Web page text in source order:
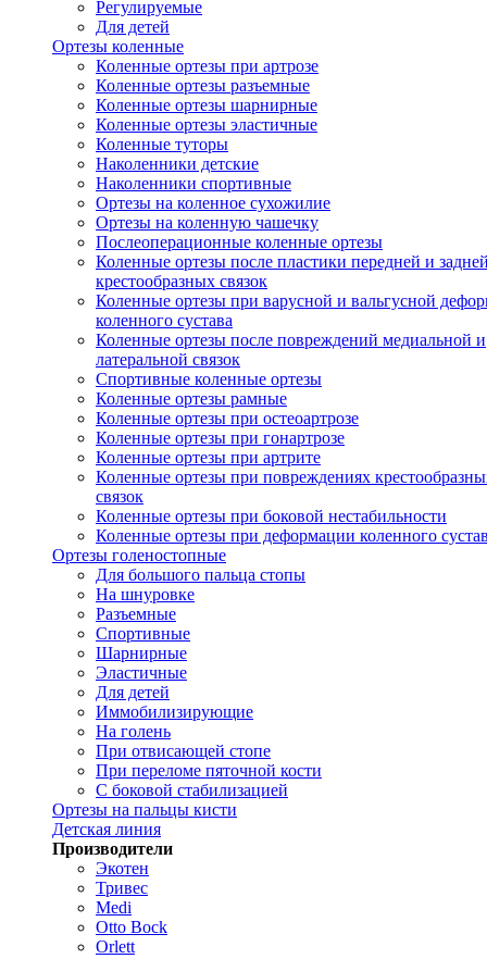
Регулируемые
Для детей
Ортезы коленные
Коленные ортезы при артрозе
Коленные ортезы разъемные
Коленные ортезы шарнирные
Коленные ортезы эластичные
Коленные туторы
Наколенники детские
Наколенники спортивные
Ортезы на коленное сухожилие
Ортезы на коленную чашечку
Послеоперационные коленные ортезы
Коленные ортезы после пластики передней и
крестообразных связок
Коленные ортезы при варусной и вальгусной
коленного сустава
Коленные ортезы после повреждений медиальной и
латеральной связок
Спортивные коленные ортезы
Коленные ортезы рамные
Коленные ортезы при остеоартрозе
Коленные ортезы при гонартрозе
Коленные ортезы при артрите
Коленные ортезы при повреждениях
связок
Коленные ортезы при боковой нестабильности
Коленные ортезы при деформации коленного
Ортезы голеностопные
Для большого пальца стопы
На шнуровке
Разъемные
Спортивные
Шарнирные
Эластичные
Для детей
Иммобилизирующие
На голень
При отвисающей стопе
При переломе пяточной кости
С боковой стабилизацией
Ортезы на пальцы кисти
Детская линия
Производители
Экотен
Тривес
Medi
Otto Bock
Orlett